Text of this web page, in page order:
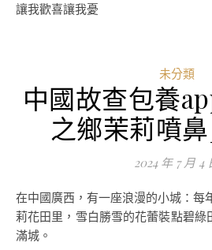
讓我歡喜讓我憂
未分類
中國故查包養
之鄉茉莉噴
2024 年 7 月 4
在中國廣西，有一座浪漫的小城：每年4-10月，無邊無邊的茉
莉花田里，雪白勝雪的花蕾裝點碧綠
滿城。